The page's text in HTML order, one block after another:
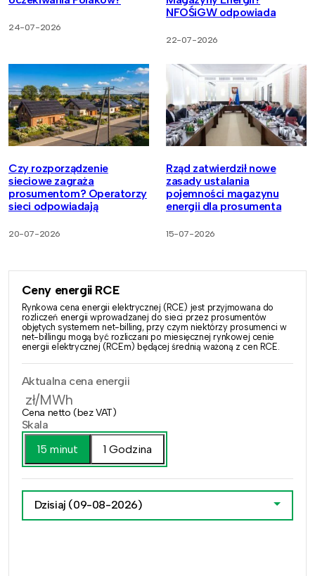
24-07-2026
NFOŚiGW odpowiada
22-07-2026
Czy rozporządzenie
sieciowe zagraża
prosumentom? Operatorzy
sieci odpowiadają
20-07-2026
Rząd zatwierdził nowe
zasady ustalania
pojemności magazynu
energii dla prosumenta
15-07-2026
Ceny energii RCE
Rynkowa cena energii elektrycznej (RCE) jest przyjmowana do
rozliczeń energii wprowadzanej do sieci przez prosumentów
objętych systemem net-billing, przy czym niektórzy prosumenci w
net-billingu mogą być rozliczani po miesięcznej rynkowej cenie
energii elektrycznej (RCEm) będącej średnią ważoną z cen RCE.
Aktualna cena energii
zł/MWh
Cena netto (bez VAT)
Skala
15 minut
1 Godzina
Dzisiaj (09-08-2026)